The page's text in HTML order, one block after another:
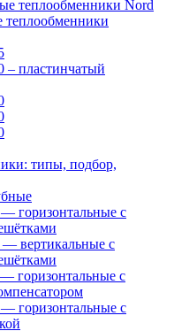
теплообменники Nord
теплообменники
пластинчатый
типы, подбор,
горизонтальные с
вертикальные с
горизонтальные с
горизонтальные с